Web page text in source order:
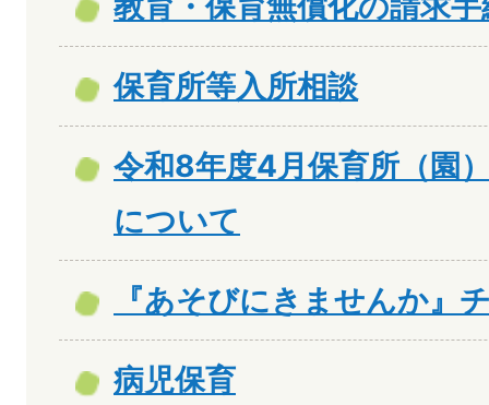
保育所等入所相談
令和8年度4月保育所（園
について
『あそびにきませんか』
病児保育